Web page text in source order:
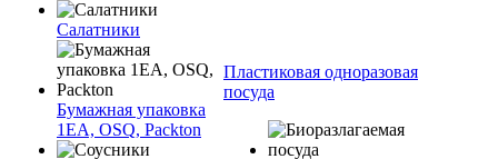
Салатники
Бумажная упаковка
1ЕА, OSQ, Packton
Пластиковая одноразовая
посуда